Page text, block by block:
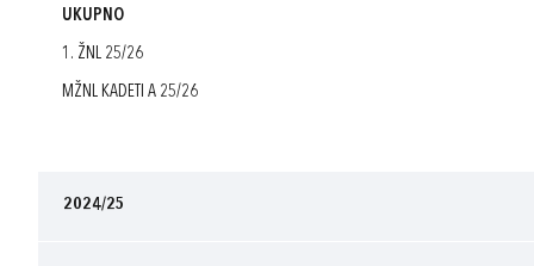
UKUPNO
1. ŽNL 25/26
MŽNL KADETI A 25/26
2024/25